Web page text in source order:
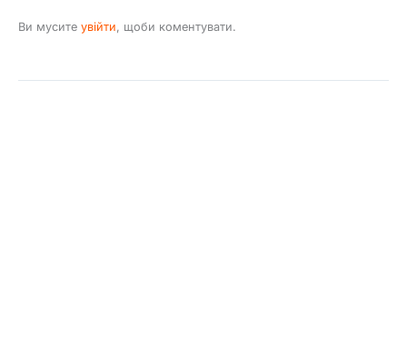
Ви мусите увійти, щоби коментувати.